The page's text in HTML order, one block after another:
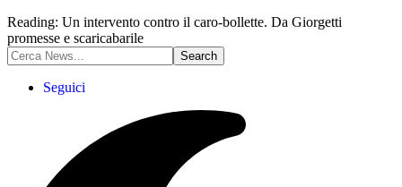
Reading: Un intervento contro il caro-bollette. Da Giorgetti
promesse e scaricabarile
Seguici